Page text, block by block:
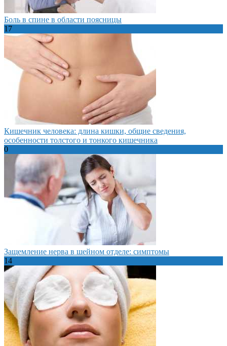
Боль в спине в области поясницы
17
Кишечник человека: длина кишки, общие сведения,
особенности толстого и тонкого кишечника
0
Защемление нерва в шейном отделе: симптомы
14